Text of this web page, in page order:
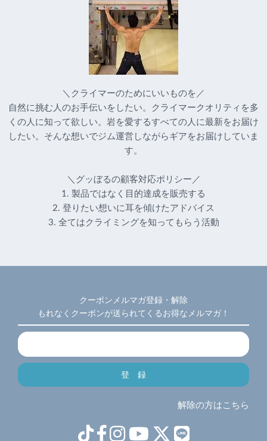
＼クライマーのためにいいものを／
自然に挑む人のお手伝いをしたい。クライマークオリティを多
くの人に知って欲しい。岩を愛するすべての人に最新をお届け
したい。そんな想いでジム運営しながらギアをお届けしていま
す。
＼グッぼるの顧客対応ポリシー／
1. 製品ではなく目的達成を販売する
2. 登りたい想いに耳を傾けたアドバイス
3. 全てはクライミングを知ってもらう活動
クーポンメルマガ登録・解除
もれなくクーポンが送られてくるお得なメルマガ！
解除の方はこちら